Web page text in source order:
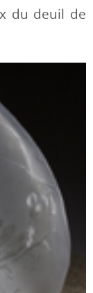
du deuil de